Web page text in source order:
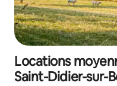
Locations
Saint-Didier-sur-